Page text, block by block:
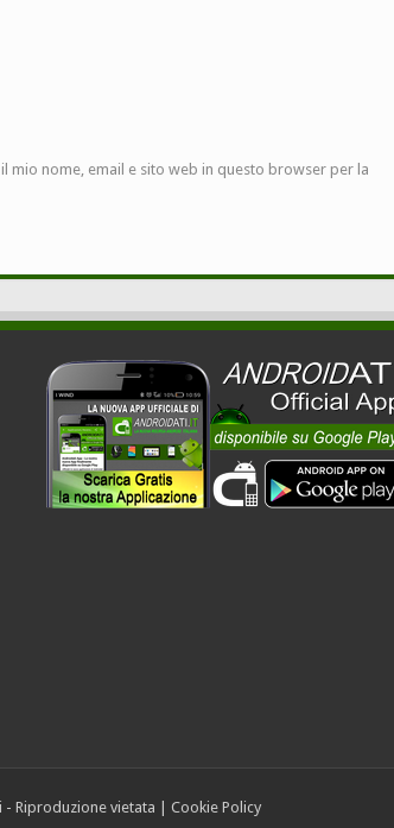
il mio nome, email e sito web in questo browser per la
Riproduzione vietata | Cookie Policy